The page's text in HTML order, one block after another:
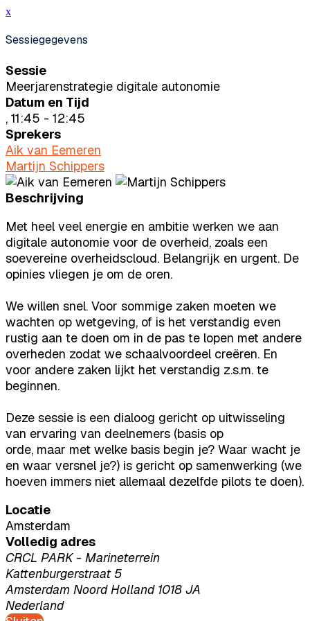
x
Sessiegegevens
Sessie
Meerjarenstrategie digitale autonomie
Datum en Tijd
, 11:45 - 12:45
Sprekers
Aik van Eemeren
Martijn Schippers
Beschrijving
Met heel veel energie en ambitie werken we aan
digitale autonomie voor de overheid, zoals een
soevereine overheidscloud. Belangrijk en urgent. De
opinies vliegen je om de oren.
We willen snel. Voor sommige zaken moeten we
wachten op wetgeving, of is het verstandig even
rustig aan te doen om in de pas te lopen met andere
overheden zodat we schaalvoordeel creëren. En
voor andere zaken lijkt het verstandig z.s.m. te
beginnen.
Deze sessie is een dialoog gericht op uitwisseling
van ervaring van deelnemers (basis op
orde, maar met welke basis begin je? Waar wacht je
en waar versnel je?) is gericht op samenwerking (we
hoeven immers niet allemaal dezelfde pilots te doen).
Locatie
Amsterdam
Volledig adres
CRCL PARK - Marineterrein
Kattenburgerstraat 5
Amsterdam Noord Holland 1018 JA
Nederland